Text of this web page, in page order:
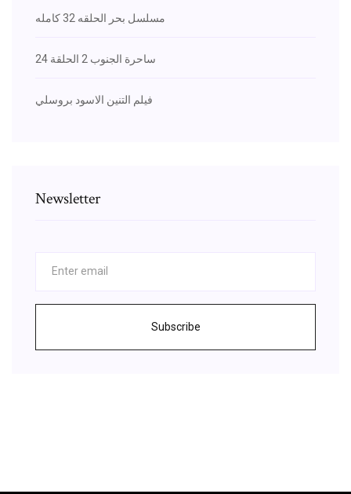
مسلسل بحر الحلقه 32 كامله
ساحرة الجنوب 2 الحلقة 24
فيلم التنين الاسود بروسلي
Newsletter
Subscribe